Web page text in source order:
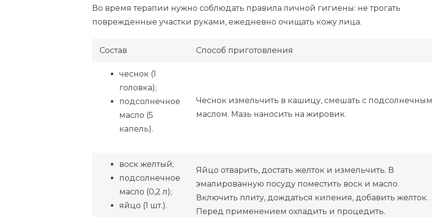
Во время терапии нужно соблюдать правила личной гигиены: не трогать
поврежденные участки руками, ежедневно очищать кожу лица.
Состав Способ приготовления
чеснок (1
головка);
подсолнечное
масло (5
капель).
Чеснок измельчить в кашицу, смешать с подсолнечным
маслом. Мазь наносить на жировик.
воск желтый;
подсолнечное
масло (0,2 л);
яйцо (1 шт.).
Яйцо отварить, достать желток и измельчить. В
эмалированную посуду поместить воск и масло.
Включить плиту, дождаться кипения, добавить желток.
Перед применением охладить и процедить.